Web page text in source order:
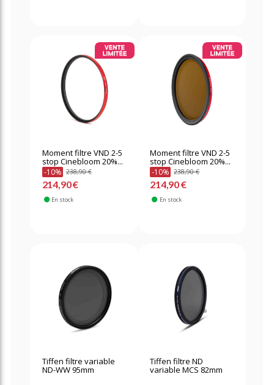
Moment filtre VND 2-5
stop Cinebloom 20%...
-10% 238,90 €
214,90 €
En stock
Moment filtre VND 2-5
stop Cinebloom 20%...
-10% 238,90 €
214,90 €
En stock
Tiffen filtre variable
ND-WW 95mm
Tiffen filtre ND
variable MCS 82mm